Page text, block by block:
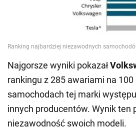
Najgorsze wyniki pokazał
rankingu z 285 awariami na
samochodach tej marki
innych producentów. Wynik ten
niezawodność swoich modeli.